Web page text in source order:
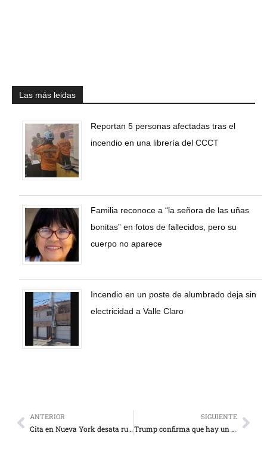
Las más leidas
Reportan 5 personas afectadas tras el
incendio en una librería del CCCT
Familia reconoce a “la señora de las uñas
bonitas” en fotos de fallecidos, pero su
cuerpo no aparece
Incendio en un poste de alumbrado deja sin
electricidad a Valle Claro
ANTERIOR
Cita en Nueva York desata rumores de romance entre Sofía Vergara y Lewis Hamilton
SIGUIENTE
Trump confirma que hay un acuerdo para la liberación de rehenes en Gaza